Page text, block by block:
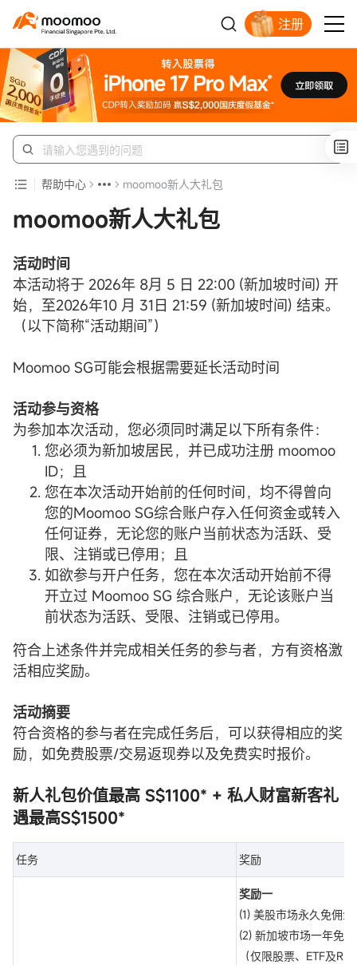
注册
帮助中心 moomoo新人大礼包
moomoo新人大礼包
活动时间
本活动将于 2026年 8月 5 日 22:00 (新加坡时间) 开
始，至2026年10 月 31日 21:59 (新加坡时间) 结束。
（以下简称“活动期间”）
Moomoo SG可能会根据需要延长活动时间
活动参与资格
为参加本次活动，您必须同时满足以下所有条件：
您必须为新加坡居民，并已成功注册 moomoo
ID；且
您在本次活动开始前的任何时间，均不得曾向
您的Moomoo SG综合账户存入任何资金或转入
任何证券，无论您的账户当前状态为活跃、受
限、注销或已停用；且
如欲参与开户任务，您在本次活动开始前不得
开立过 Moomoo SG 综合账户，无论该账户当
前状态为活跃、受限、注销或已停用。
符合上述条件并完成相关任务的参与者，方有资格激
活相应奖励。
活动摘要
符合资格的参与者在完成任务后，可以获得相应的奖
励，如免费股票/交易返现券以及免费实时报价。
新人礼包价值最高 S$1100* + 私人财富新客礼
遇最高S$1500*
任务 奖励
奖励一
(1) 美股市场永久免佣金
(2) 新加坡市场一年免
（仅限股票、ETF及